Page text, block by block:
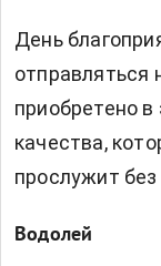
День
отправляться
приобретено
качества,
прослужит
Водолей